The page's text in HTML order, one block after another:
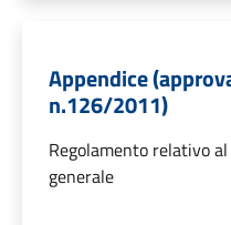
Appendice
n.126/2011)
Regolamento relativo
generale